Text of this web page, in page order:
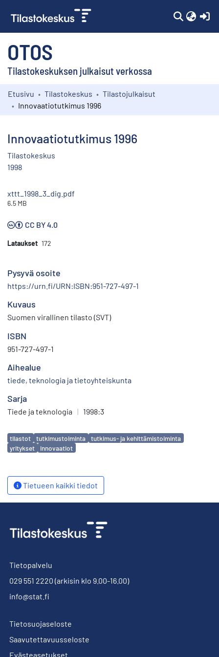
OTOS
Tilastokeskuksen julkaisut verkossa
Kokoelmat
Etusivu Tilastokeskus
Tilastojulkaisut
Innovaatiotutkimus 1996
Innovaatiotutkimus 1996
Tilastokeskus
1998
xttt_1998_3_dig.pdf
6.5 MB
CC BY 4.0
Lataukset 172
Pysyvä osoite
https://urn.fi/URN:ISBN:951-727-497-1
Kuvaus
Suomen virallinen tilasto (SVT)
ISBN
951-727-497-1
Aihealue
tiede, teknologia ja tietoyhteiskunta
Sarja
Tiede ja teknologia | 1998:3
Avainsanat
tilastot tutkimustoiminta
tutkimus- ja kehittämistoiminta
yritykset
innovaatiot
Tietueen kaikki tiedot
Tietopalvelu
029 551 2220 (arkisin klo 9.00-16.00)
info@stat.fi
Tietosuojaseloste
Saavutettavuusseloste
Evästeasetukset